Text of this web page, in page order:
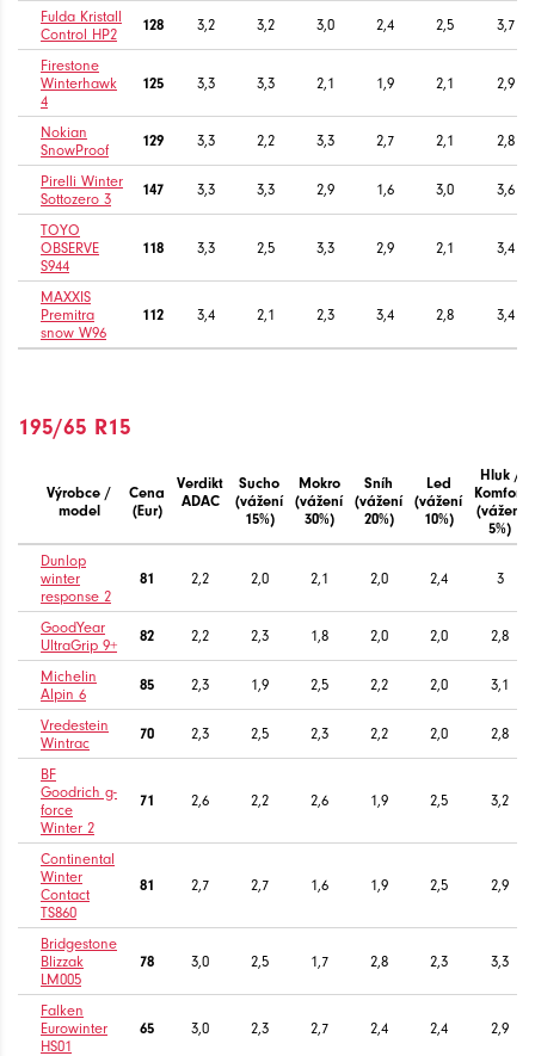
Fulda Kristall
Control HP2
128 3,2 3,2 3,0 2,4 2,5 3,7
Firestone
Winterhawk
4
125 3,3 3,3 2,1 1,9 2,1 2,9
Nokian
SnowProof
129 3,3 2,2 3,3 2,7 2,1 2,8
Pirelli Winter
Sottozero 3
147 3,3 3,3 2,9 1,6 3,0 3,6
TOYO
OBSERVE
S944
118 3,3 2,5 3,3 2,9 2,1 3,4
MAXXIS
Premitra
snow W96
112 3,4 2,1 2,3 3,4 2,8 3,4
195/65 R15
Výrobce /
model
Cena
(Eur)
Verdikt
ADAC
Sucho
(vážení
15%)
Mokro
(vážení
30%)
Sníh
(vážení
20%)
Led
(vážení
10%)
Hluk /
Komfort
(vážení
5%)
Dunlop
winter
response 2
81 2,2 2,0 2,1 2,0 2,4 3
GoodYear
UltraGrip 9+
82 2,2 2,3 1,8 2,0 2,0 2,8
Michelin
Alpin 6
85 2,3 1,9 2,5 2,2 2,0 3,1
Vredestein
Wintrac
70 2,3 2,5 2,3 2,2 2,0 2,8
BF
Goodrich g-
force
Winter 2
71 2,6 2,2 2,6 1,9 2,5 3,2
Continental
Winter
Contact
TS860
81 2,7 2,7 1,6 1,9 2,5 2,9
Bridgestone
Blizzak
LM005
78 3,0 2,5 1,7 2,8 2,3 3,3
Falken
Eurowinter
HS01
65 3,0 2,3 2,7 2,4 2,4 2,9